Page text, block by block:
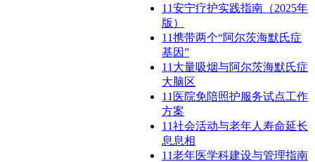
11安宁疗护实践指南（2025年
版）
11携带两个“阿尔茨海默氏症
基因”
11 大量吸烟与阿尔茨海默氏症
大脑区
11 医院免陪照护服务试点工作
方案
11社会活动与老年人寿命延长
息息相
11老年医学科建设与管理指南